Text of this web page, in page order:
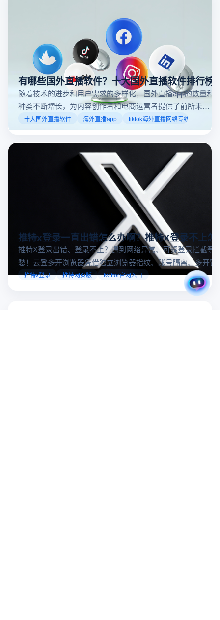
有哪些国外直播软件？十大国外直播软件排行榜
随着技术的进步和用户需求的多样化，国外直播app的数量和
种类不断增长，为内容创作者和电商运营者提供了前所未有
的机遇。如果你是一个跨境电商从业者，想要了解2025年十
大国外直播软件排行榜，那么你来对地方了！接下来跟着云
登多开浏览器一起来了解海外直播平台哪些最受欢迎。
十大国外直播软件 海外直播app tiktok海外直播网络专线
推特x登录一直出错怎么办啊？推特X登录不上怎
推特X登录出错、登录不上？遇到网络异常、可疑登录拦截等
愁！云登多开浏览器凭借独立浏览器指纹、账号隔离、多开窗
对性解决登录难题，让推特X登录更稳定安全～
推特x登录 推特网页版 twitter官网入口